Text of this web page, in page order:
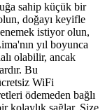
sahip küçük bir
doğayı keyifle
istiyor olun,
yıl boyunca
olabilir, ancak
Bu
WiFi
ödemeden bağlı